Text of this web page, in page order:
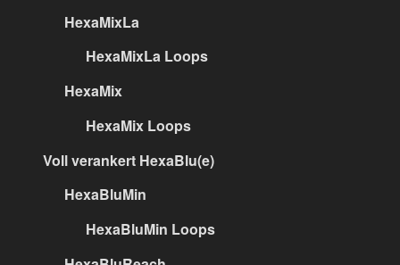
HexaMixLa
HexaMixLa Loops
HexaMix
HexaMix Loops
Voll verankert HexaBlu(e)
HexaBluMin
HexaBluMin Loops